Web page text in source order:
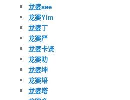
龙婆see
龙婆Yim
龙婆丁
龙婆严
龙婆卡贤
龙婆叻
龙婆坤
龙婆培
龙婆塔